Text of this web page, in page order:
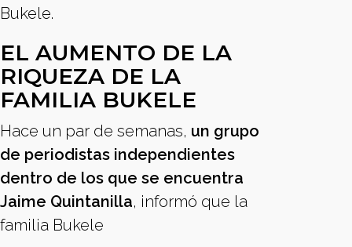
Bukele.
EL AUMENTO DE LA
RIQUEZA DE LA
FAMILIA BUKELE
Hace un par de semanas, un grupo
de periodistas independientes
dentro de los que se encuentra
Jaime Quintanilla, informó que la
familia Bukele